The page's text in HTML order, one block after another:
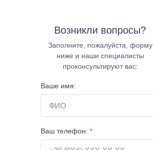
Возникли вопросы?
Заполните, пожалуйста, форму
ниже и наши специалисты
проконсультируют вас:
Ваше имя:
Ваш телефон: *